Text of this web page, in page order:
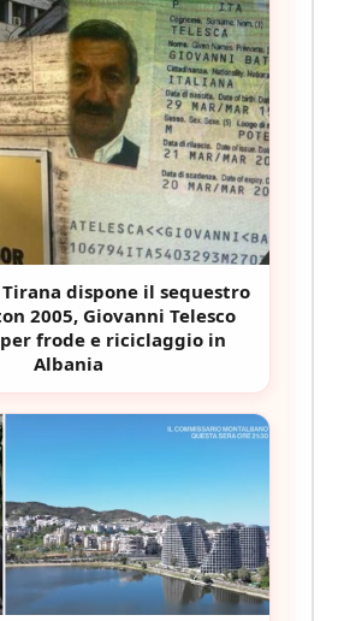
dispone il sequestro
2005, Giovanni Telesco
frode e riciclaggio in
Albania